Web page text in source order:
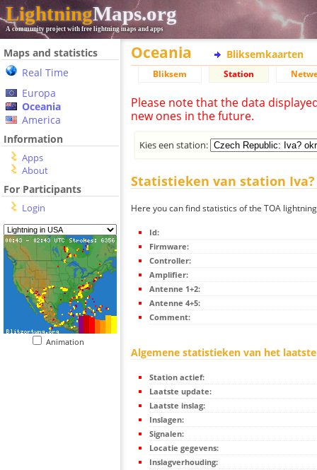
LightningMaps.org
A community project with free lightning maps and apps
Maps and statistics
Real Time
Europa
Oceania
America
Information
Apps
About
For Participants
Login
Animation
Oceania Bliksemkaarten
Bliksem Station
Please note that the data
new ones in the future.
Kies een station:
Statistieken van station Iva?
Here you can find statistics of the TOA
Id:
Firmware:
Controller:
Amplifier:
Antenne 1+2:
Antenne 4+5:
Comment:
Algemene statistieken van het
Station actief:
Laatste update:
Laatste inslag:
Inslagen:
Signalen:
Locatie gegevens:
Inslagverhouding: